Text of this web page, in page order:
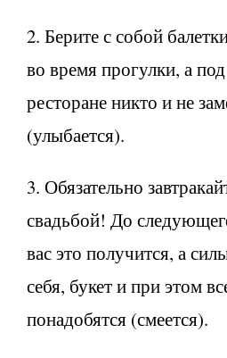
2. Берите с собой
во время прогулки, а
ресторане никто и не
(улыбается).
3. Обязательно
свадьбой! До
вас это получится, а
себя, букет и при этом
понадобятся (смеется).